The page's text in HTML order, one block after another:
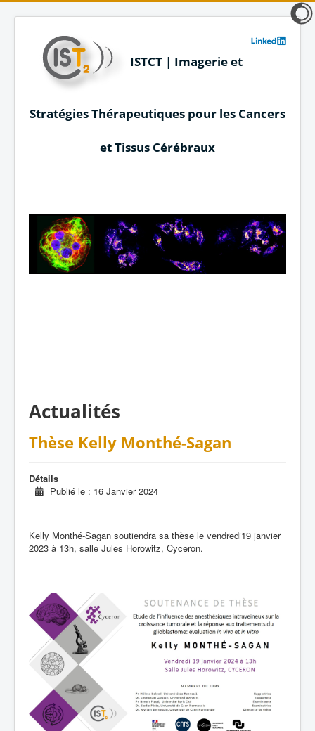
ISTCT | Imagerie et
Stratégies Thérapeutiques pour les Cancers
et Tissus Cérébraux
Actualités
Thèse Kelly Monthé-Sagan
Détails
Publié le : 16 Janvier 2024
Kelly Monthé-Sagan soutiendra sa thèse le vendredi19 janvier
2023 à 13h, salle Jules Horowitz, Cyceron.